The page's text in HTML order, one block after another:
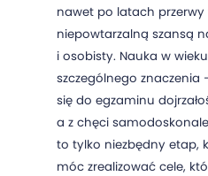
nawet po latach
niepowtarzalną szansą
i osobisty. Nauka w
szczególnego
się do egzaminu
a z chęci
to tylko niezbędny etap,
móc zrealizować cele,